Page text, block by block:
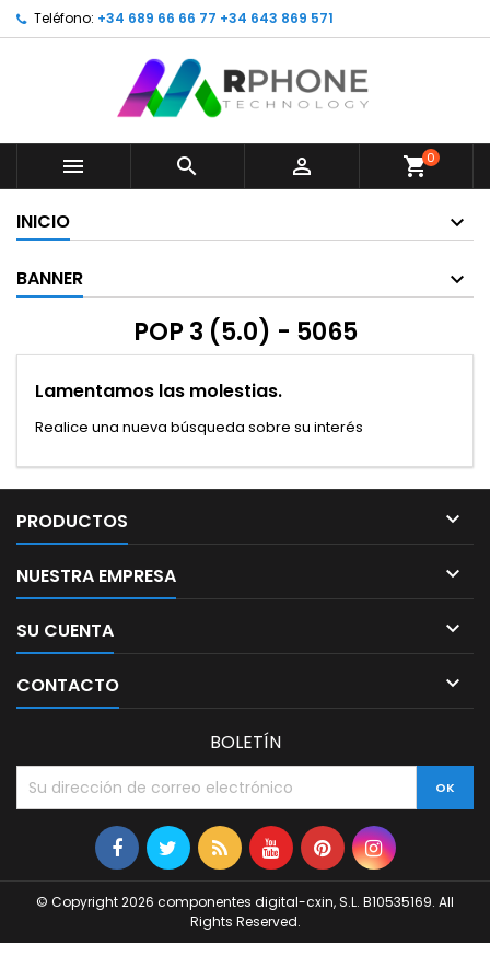
Teléfono: +34 689 66 66 77 +34 643 869 571
   shopping_cart0
INICIO
BANNER
POP 3 (5.0) - 5065
Lamentamos las molestias.
Realice una nueva búsqueda sobre su interés
PRODUCTOS 
NUESTRA EMPRESA 
SU CUENTA 
CONTACTO 
BOLETÍN
© Copyright 2026 componentes digital-cxin, S.L. B10535169. All
Rights Reserved.